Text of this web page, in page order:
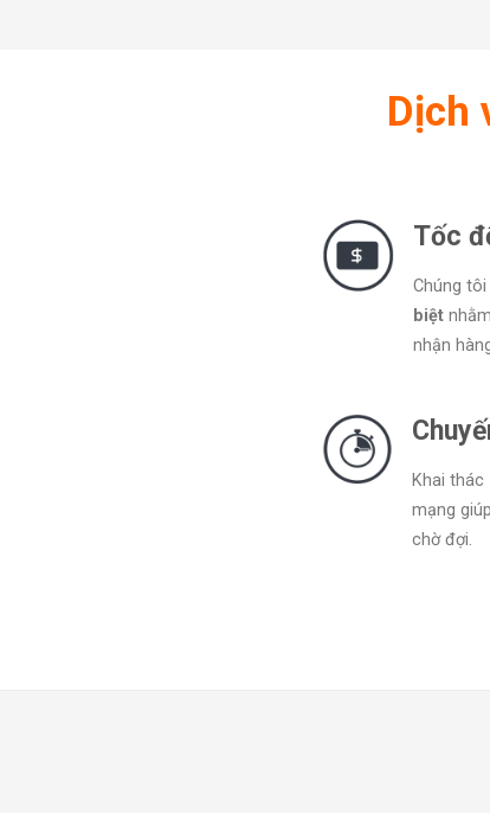
Dịch
Tốc
Chúng
biệt
nhận
Khai thác
mạng
chờ đợi.